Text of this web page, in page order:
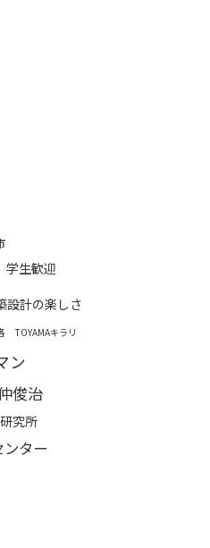
学生歓迎
設計の楽しさ
TOYAMAキラリ
ン
俊治
究所
ター